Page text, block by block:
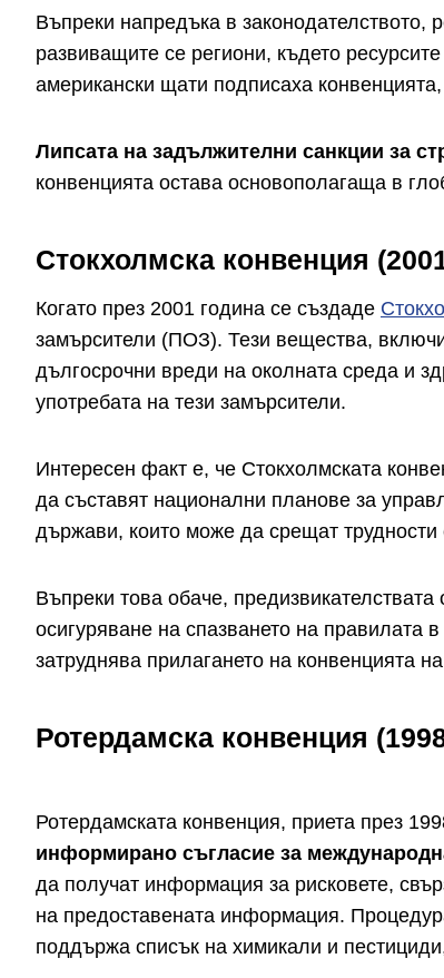
Въпреки напредъка в
развиващите се региони, където
американски щати подписаха
Липсата на задължителни санкции за
конвенцията остава основополагаща в
Стокхолмска конвенция
Когато през 2001 година се създаде
замърсители (ПОЗ). Тези вещества,
дългосрочни вреди на околната среда и
употребата на тези замърсители.
Интересен факт е, че Стокхолмската
да съставят национални планове за
държави, които може да срещат
Въпреки това обаче,
осигуряване на спазването на правилата
затруднява прилагането на конвенцията
Ротердамска конвенция
Ротердамската конвенция, приета през
информирано съгласие за
да получат информация за рисковете,
на предоставената информация.
поддържа списък на химикали и